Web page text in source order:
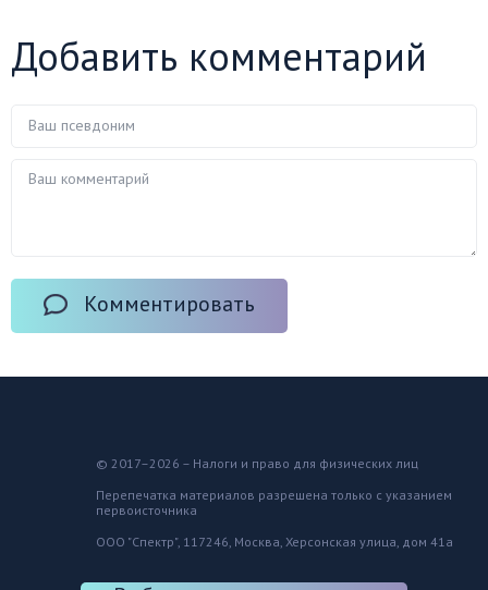
Добавить комментарий
Комментировать
© 2017–2026 – Налоги и право для физических лиц
Перепечатка материалов разрешена только с указанием
первоисточника
ООО "Спектр", 117246, Москва, Херсонская улица, дом 41а